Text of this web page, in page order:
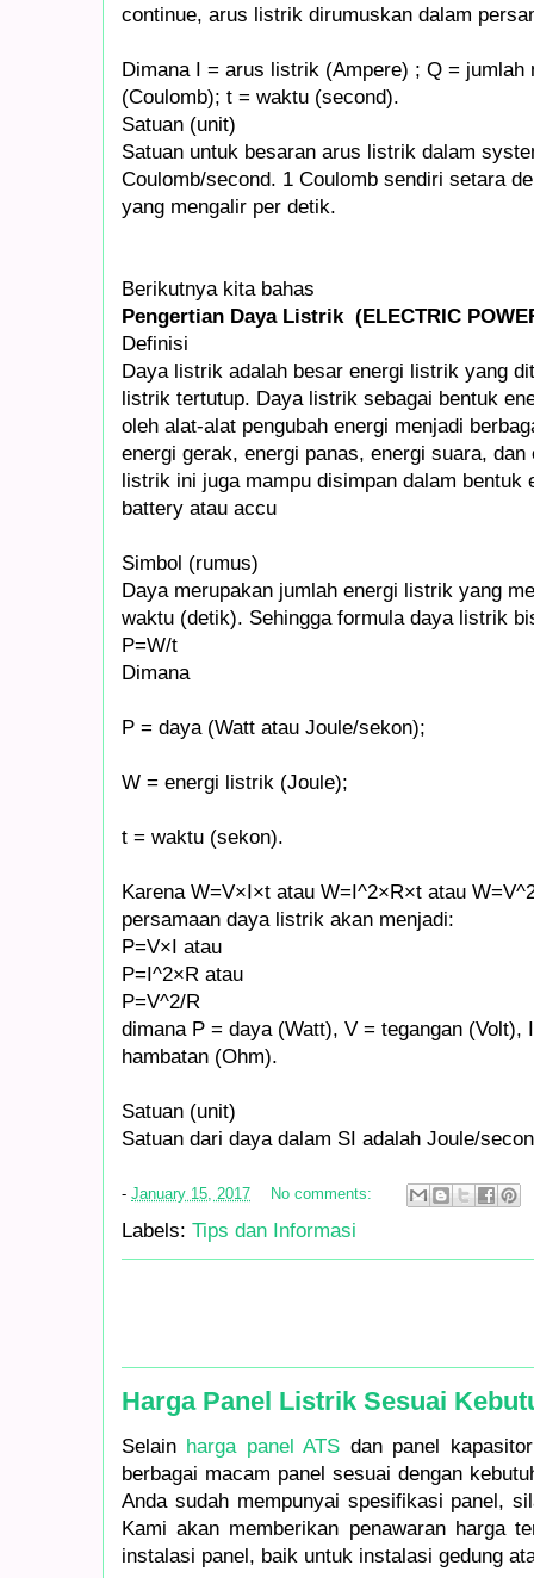
continue, arus listrik dirumuskan dalam
Dimana I = arus listrik (Ampere) ; Q = jumlah
(Coulomb); t = waktu (second).
Satuan (unit)
Satuan untuk besaran arus listrik dalam
Coulomb/second. 1 Coulomb sendiri setara
yang mengalir per detik.
Berikutnya kita bahas
Pengertian Daya Listrik (ELECTRIC
Definisi
Daya listrik adalah besar energi listrik yang
listrik tertutup. Daya listrik sebagai bentuk
oleh alat-alat pengubah energi menjadi
energi gerak, energi panas, energi suara,
listrik ini juga mampu disimpan dalam bentuk
battery atau accu
Simbol (rumus)
Daya merupakan jumlah energi listrik yang
waktu (detik). Sehingga formula daya listrik
P=W/t
Dimana
P = daya (Watt atau Joule/sekon);
W = energi listrik (Joule);
t = waktu (sekon).
Karena W=V×I×t atau W=I^2×R×t atau
persamaan daya listrik akan menjadi:
P=V×I atau
P=I^2×R atau
P=V^2/R
dimana P = daya (Watt), V = tegangan
hambatan (Ohm).
Satuan (unit)
Satuan dari daya dalam SI adalah Joule/
- January 15, 2017 No comments:
Labels: Tips dan Informasi
Harga Panel Listrik Sesuai
Selain harga panel ATS dan panel
berbagai macam panel sesuai dengan
Anda sudah mempunyai spesifikasi panel,
Kami akan memberikan penawaran harga
instalasi panel, baik untuk instalasi gedung